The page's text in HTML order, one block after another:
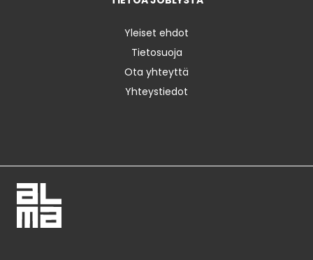
Yleiset ehdot
Tietosuoja
Ota yhteyttä
Yhteystiedot